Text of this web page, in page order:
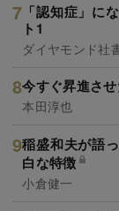
「認知症」に
ト1
ダイヤモンド社
今すぐ昇進さ
本田淳也
稲盛和夫が語
白な特徴
小倉健一